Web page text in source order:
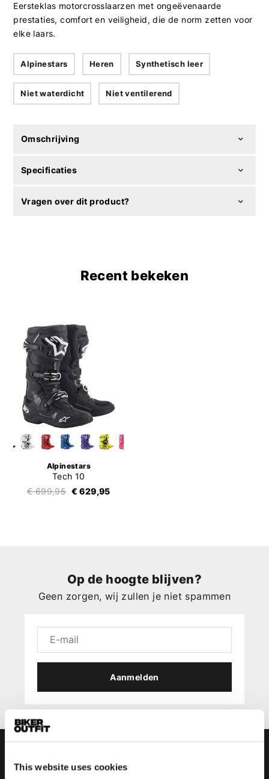
This website uses cookies
Eersteklas motorcrosslaarzen met ongeëvenaarde
prestaties, comfort en veiligheid, die de norm zetten voor
elke laars.
Alpinestars Heren Synthetisch leer
Niet waterdicht Niet ventilerend
Omschrijving
Specificaties
Vragen over dit product?
Recent bekeken
Alpinestars
Tech 10
€ 699,95 € 629,95
Op de hoogte blijven?
Geen zorgen, wij zullen je niet spammen
Aanmelden